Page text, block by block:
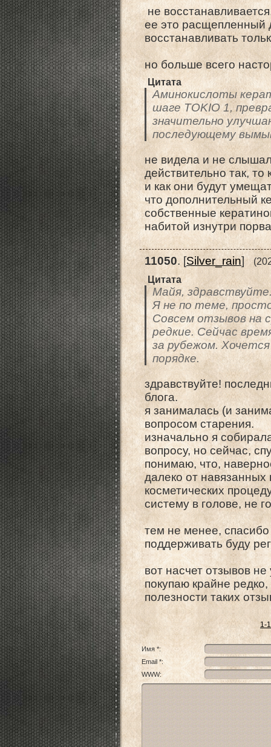
не
ее это расщепленный
восстанавливать
но больше всего
Цитата
Аминокислоты
шаге TOKIO 1,
значительно
последующему
не видела и не
действительно так,
и как они будут
что дополнительный
собственные
набитой изнутри
11050. [Silver_rain]
Цитата
Майя,
Я не по теме,
Совсем отзывов на
редкие. Сейчас
за рубежом.
порядке.
здравствуйте!
блога.
я занималась (и
вопросом старения.
изначально я
вопросу, но сейчас,
понимаю, что,
далеко от
косметических
систему в голове, не
тем не менее, спасибо
поддерживать буду
вот насчет отзывов
покупаю крайне
полезности таких
1-
Имя *:
Email *:
WWW: